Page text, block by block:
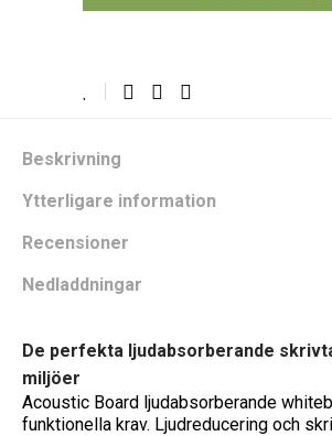
Beskrivning
Ytterligare information
Recensioner
Nedladdningar
De perfekta ljudabsorberande
miljöer
Acoustic Board ljudabsorberande
funktionella krav. Ljudreducering och